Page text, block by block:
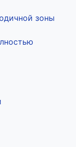
зоны